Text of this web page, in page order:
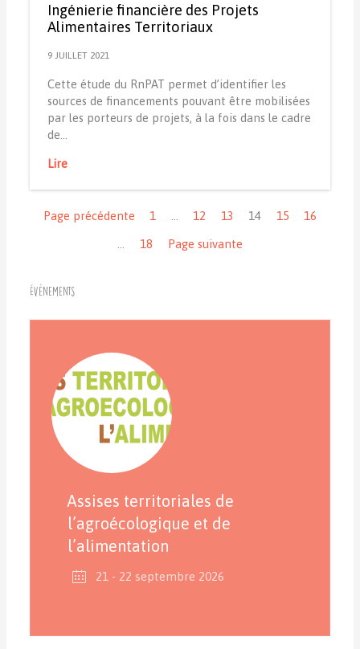
Ingénierie financière des Projets
Alimentaires Territoriaux
9 JUILLET 2021
Cette étude du RnPAT permet d’identifier les
sources de financements pouvant être mobilisées
par les porteurs de projets, à la fois dans le cadre
de…
Lire
Page précédente
1 12 13 14 15 16
18 Page suivante
Événements
Assises territoriales de
l’agroécologique et de
l’alimentation
21 - 22 septembre 2026